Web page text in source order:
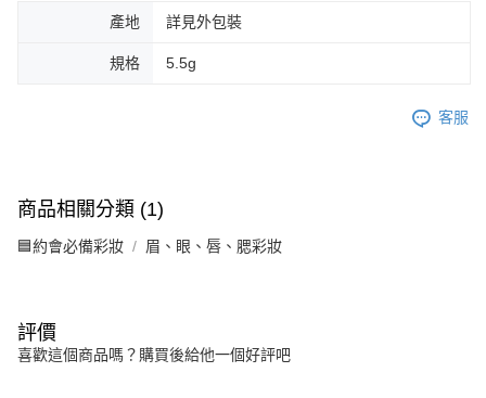
產地 詳見外包裝
規格 5.5g
客服
商品相關分類 (1)
🟦約會必備彩妝 眉、眼、唇、腮彩妝
評價
喜歡這個商品嗎？購買後給他一個好評吧